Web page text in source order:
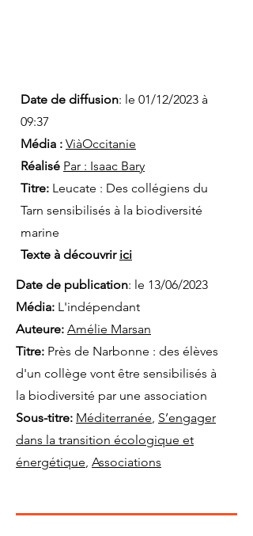
Date de diffusion: le 01/12/2023 à
09:37
Média : ViàOccitanie
Réalisé Par : Isaac Bary
Titre: Leucate : Des collégiens du
Tarn sensibilisés à la biodiversité
marine
Texte à découvrir ici
Date de publication: le 13/06/2023
Média: L'indépendant
Auteure: Amélie Marsan
Titre: Près de Narbonne : des élèves
d'un collège vont être sensibilisés à
la biodiversité par une association
Sous-titre: Méditerranée, S’engager
dans la transition écologique et
énergétique, Associations